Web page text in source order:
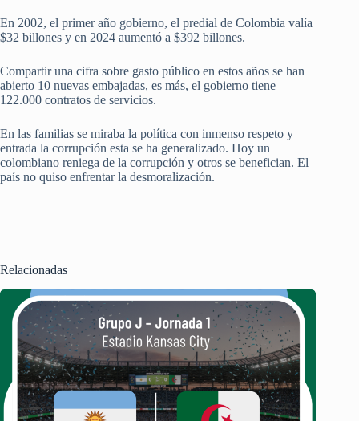
En 2002, el primer año gobierno, el predial de Colombia valía
$32 billones y en 2024 aumentó a $392 billones.
Compartir una cifra sobre gasto público en estos años se han
abierto 10 nuevas embajadas, es más, el gobierno tiene
122.000 contratos de servicios.
En las familias se miraba la política con inmenso respeto y
entrada la corrupción esta se ha generalizado. Hoy un
colombiano reniega de la corrupción y otros se benefician. El
país no quiso enfrentar la desmoralización.
Relacionadas